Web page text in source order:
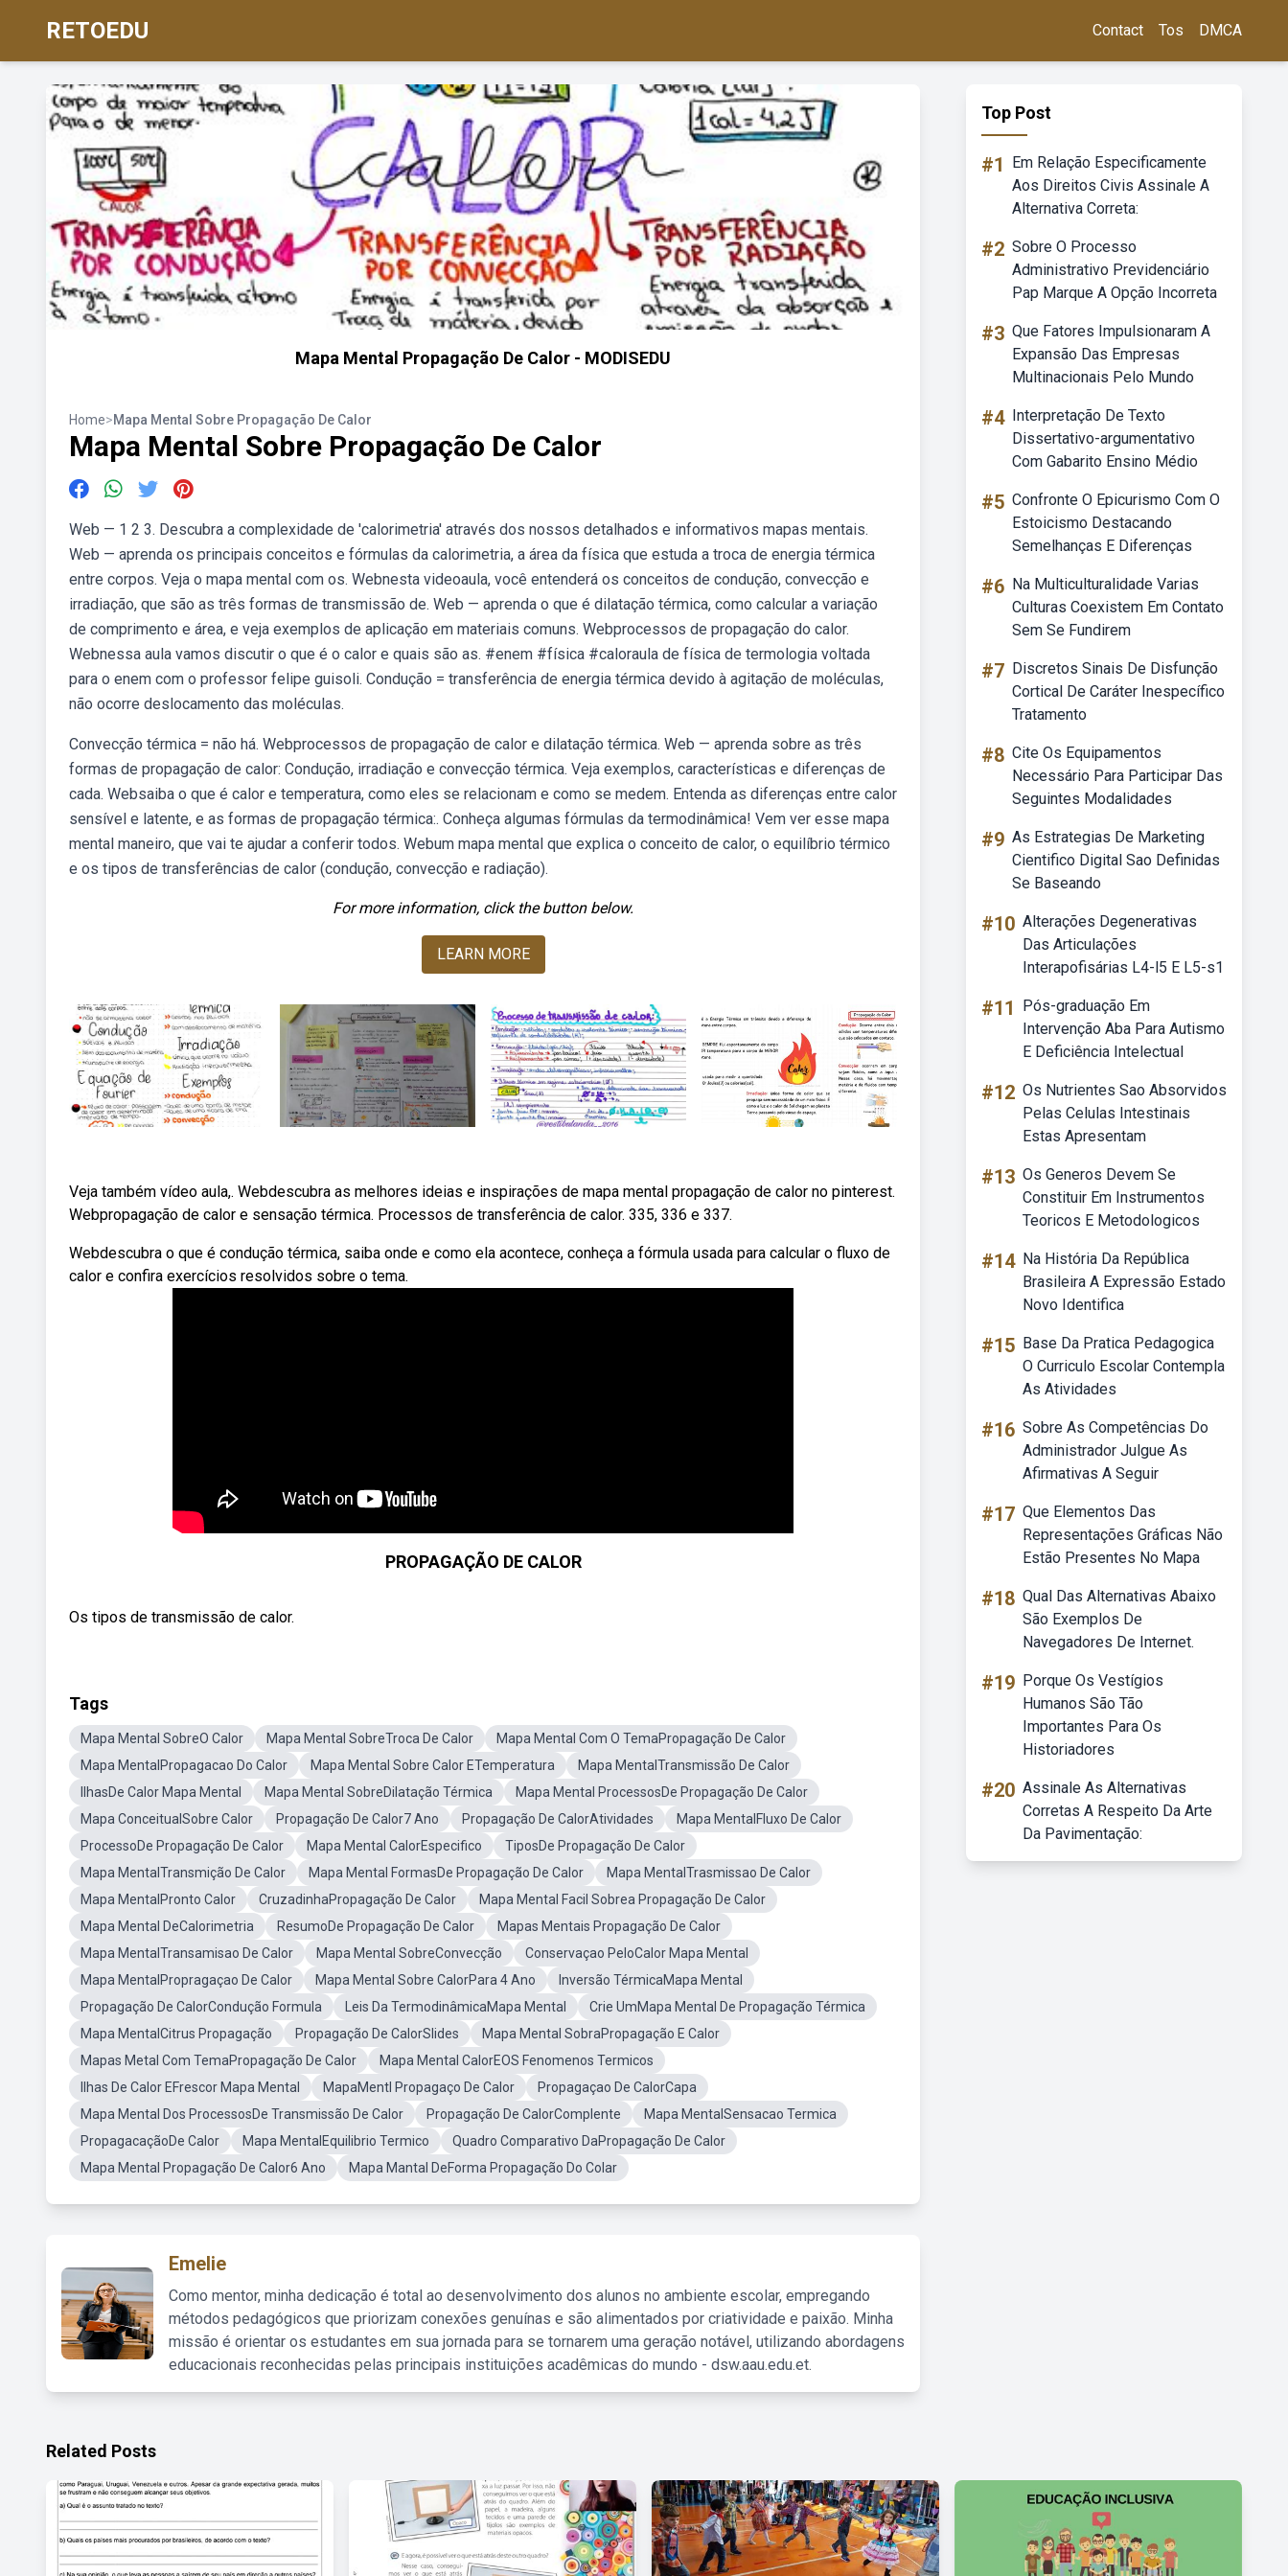
RETOEDU Contact Tos DMCA
Mapa Mental Propagação De Calor - MODISEDU
Home>Mapa Mental Sobre Propagação De Calor
Mapa Mental Sobre Propagação De Calor
Web — 1 2 3. Descubra a complexidade de 'calorimetria' através dos nossos detalhados e informativos mapas mentais.
Web — aprenda os principais conceitos e fórmulas da calorimetria, a área da física que estuda a troca de energia térmica
entre corpos. Veja o mapa mental com os. Webnesta videoaula, você entenderá os conceitos de condução, convecção e
irradiação, que são as três formas de transmissão de. Web — aprenda o que é dilatação térmica, como calcular a variação
de comprimento e área, e veja exemplos de aplicação em materiais comuns. Webprocessos de propagação do calor.
Webnessa aula vamos discutir o que é o calor e quais são as. #enem #física #caloraula de física de termologia voltada
para o enem com o professor felipe guisoli. Condução = transferência de energia térmica devido à agitação de moléculas,
não ocorre deslocamento das moléculas.
Convecção térmica = não há. Webprocessos de propagação de calor e dilatação térmica. Web — aprenda sobre as três
formas de propagação de calor: Condução, irradiação e convecção térmica. Veja exemplos, características e diferenças de
cada. Websaiba o que é calor e temperatura, como eles se relacionam e como se medem. Entenda as diferenças entre calor
sensível e latente, e as formas de propagação térmica:. Conheça algumas fórmulas da termodinâmica! Vem ver esse mapa
mental maneiro, que vai te ajudar a conferir todos. Webum mapa mental que explica o conceito de calor, o equilíbrio térmico
e os tipos de transferências de calor (condução, convecção e radiação).
For more information, click the button below.
LEARN MORE
Veja também vídeo aula,. Webdescubra as melhores ideias e inspirações de mapa mental propagação de calor no pinterest.
Webpropagação de calor e sensação térmica. Processos de transferência de calor. 335, 336 e 337.
Webdescubra o que é condução térmica, saiba onde e como ela acontece, conheça a fórmula usada para calcular o fluxo de
calor e confira exercícios resolvidos sobre o tema.
PROPAGAÇÃO DE CALOR
Os tipos de transmissão de calor.
Tags
Mapa Mental SobreO Calor Mapa Mental SobreTroca De Calor
Mapa Mental Com O TemaPropagação De Calor
Mapa MentalPropagacao Do Calor
Mapa Mental Sobre Calor ETemperatura
Mapa MentalTransmissão De Calor
IlhasDe Calor Mapa Mental
Mapa Mental SobreDilatação Térmica
Mapa Mental ProcessosDe Propagação De Calor
Mapa ConceitualSobre Calor
Propagação De Calor7 Ano Propagação De CalorAtividades
Mapa MentalFluxo De Calor
ProcessoDe Propagação De Calor
Mapa Mental CalorEspecifico
TiposDe Propagação De Calor
Mapa MentalTransmição De Calor
Mapa Mental FormasDe Propagação De Calor
Mapa MentalTrasmissao De Calor
Mapa MentalPronto Calor
CruzadinhaPropagação De Calor
Mapa Mental Facil Sobrea Propagação De Calor
Mapa Mental DeCalorimetria
ResumoDe Propagação De Calor
Mapas Mentais Propagação De Calor
Mapa MentalTransamisao De Calor
Mapa Mental SobreConvecção
Conservaçao PeloCalor Mapa Mental
Mapa MentalPropragaçao De Calor
Mapa Mental Sobre CalorPara 4 Ano
Inversão TérmicaMapa Mental
Propagação De CalorCondução Formula
Leis Da TermodinâmicaMapa Mental
Crie UmMapa Mental De Propagação Térmica
Mapa MentalCitrus Propagação
Propagação De CalorSlides
Mapa Mental SobraPropagação E Calor
Mapas Metal Com TemaPropagação De Calor
Mapa Mental CalorEOS Fenomenos Termicos
Ilhas De Calor EFrescor Mapa Mental
MapaMentl Propagaço De Calor
Propagaçao De CalorCapa
Mapa Mental Dos ProcessosDe Transmissão De Calor
Propagação De CalorComplente
Mapa MentalSensacao Termica
PropagacaçãoDe Calor
Mapa MentalEquilibrio Termico
Quadro Comparativo DaPropagação De Calor
Mapa Mental Propagação De Calor6 Ano
Mapa Mantal DeForma Propagação Do Colar
Emelie
Como mentor, minha dedicação é total ao desenvolvimento dos alunos no ambiente escolar, empregando
métodos pedagógicos que priorizam conexões genuínas e são alimentados por criatividade e paixão. Minha
missão é orientar os estudantes em sua jornada para se tornarem uma geração notável, utilizando abordagens
educacionais reconhecidas pelas principais instituições acadêmicas do mundo - dsw.aau.edu.et.
Top Post
#1
Em Relação Especificamente
Aos Direitos Civis Assinale A
Alternativa Correta:
#2 Sobre O Processo
Administrativo Previdenciário
Pap Marque A Opção Incorreta
#3 Que Fatores Impulsionaram A
Expansão Das Empresas
Multinacionais Pelo Mundo
#4 Interpretação De Texto
Dissertativo-argumentativo
Com Gabarito Ensino Médio
#5 Confronte O Epicurismo Com O
Estoicismo Destacando
Semelhanças E Diferenças
#6 Na Multiculturalidade Varias
Culturas Coexistem Em Contato
Sem Se Fundirem
#7 Discretos Sinais De Disfunção
Cortical De Caráter Inespecífico
Tratamento
#8 Cite Os Equipamentos
Necessário Para Participar Das
Seguintes Modalidades
#9 As Estrategias De Marketing
Cientifico Digital Sao Definidas
Se Baseando
#10 Alterações Degenerativas
Das Articulações
Interapofisárias L4-l5 E L5-s1
#11
Pós-graduação Em
Intervenção Aba Para Autismo
E Deficiência Intelectual
#12 Os Nutrientes Sao Absorvidos
Pelas Celulas Intestinais
Estas Apresentam
#13 Os Generos Devem Se
Constituir Em Instrumentos
Teoricos E Metodologicos
#14 Na História Da República
Brasileira A Expressão Estado
Novo Identifica
#15 Base Da Pratica Pedagogica
O Curriculo Escolar Contempla
As Atividades
#16 Sobre As Competências Do
Administrador Julgue As
Afirmativas A Seguir
#17 Que Elementos Das
Representações Gráficas Não
Estão Presentes No Mapa
#18 Qual Das Alternativas Abaixo
São Exemplos De
Navegadores De Internet.
#19 Porque Os Vestígios
Humanos São Tão
Importantes Para Os
Historiadores
#20 Assinale As Alternativas
Corretas A Respeito Da Arte
Da Pavimentação:
Related Posts